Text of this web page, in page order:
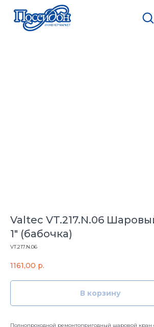
Valtec VT.217.N.06
1" (бабочка)
VT.217.N.06
1161,00 р.
В корзину
Полнопроходной ремонтопригодный шаровой кран